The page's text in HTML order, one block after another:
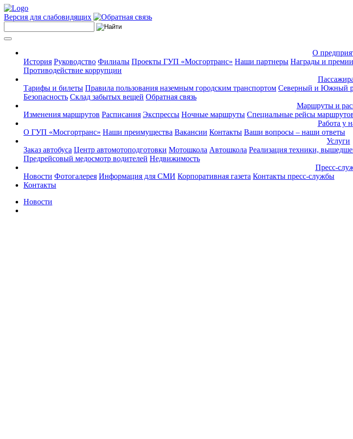
Версия для слабовидящих
О
История Руководство Филиалы Проекты ГУП «Мосгортранс» Наши партнеры Награды и премии
Противодействие коррупции
Тарифы и билеты Правила пользования наземным городским транспортом Северный и Южный
Безопасность Склад забытых вещей Обратная связь
Маршруты и
Изменения маршрутов Расписания Экспрессы Ночные маршруты Специальные рейсы
Работа у
О ГУП «Мосгортранс» Наши преимущества Вакансии Контакты Ваши вопросы – наши ответы
Услуги
Заказ автобуса Центр автомотоподготовки Мотошкола Автошкола Реализация техники,
Предрейсовый медосмотр водителей Недвижимость
Пресс-
Новости Фотогалерея Информация для СМИ Корпоративная газета Контакты пресс-службы
Контакты
Новости